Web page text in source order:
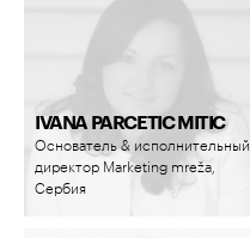
IVANA PARCETIC MITIC
Основатель & исполнительный
директор Marketing mreža,
Сербия